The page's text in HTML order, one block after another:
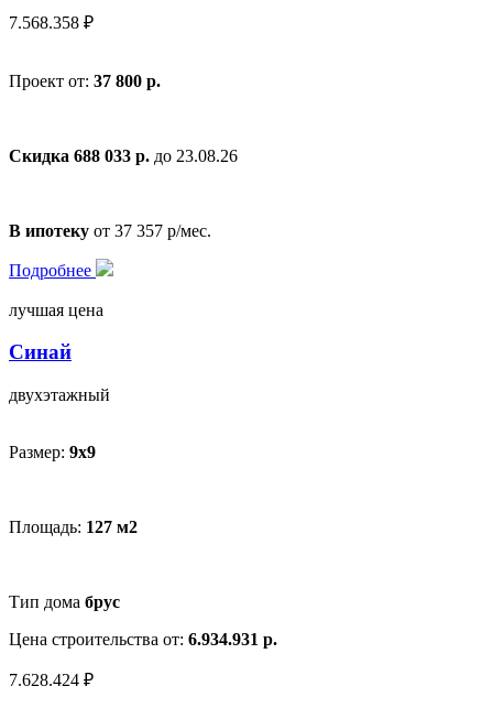
7.568.358 ₽
Проект от: 37 800 р.
Скидка 688 033 р. до 23.08.26
В ипотеку от 37 357 р/мес.
Подробнее
лучшая цена
Синай
двухэтажный
Размер: 9х9
Площадь: 127 м2
Тип дома брус
Цена строительства от: 6.934.931 р.
7.628.424 ₽